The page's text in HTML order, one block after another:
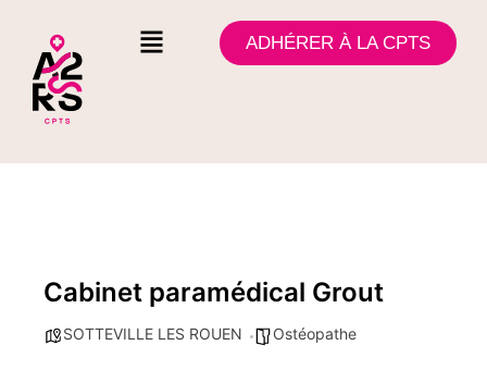
ADHÉRER À LA CPTS
Cabinet paramédical Grout
SOTTEVILLE LES ROUEN Ostéopathe